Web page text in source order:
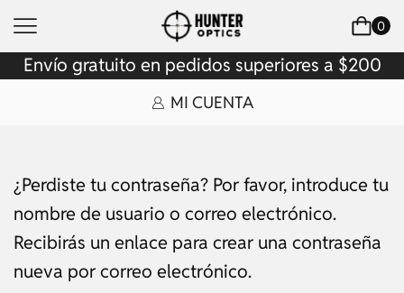
0
Envío gratuito en pedidos superiores a $200
MI CUENTA
¿Perdiste tu contraseña? Por favor, introduce tu
nombre de usuario o correo electrónico.
Recibirás un enlace para crear una contraseña
nueva por correo electrónico.